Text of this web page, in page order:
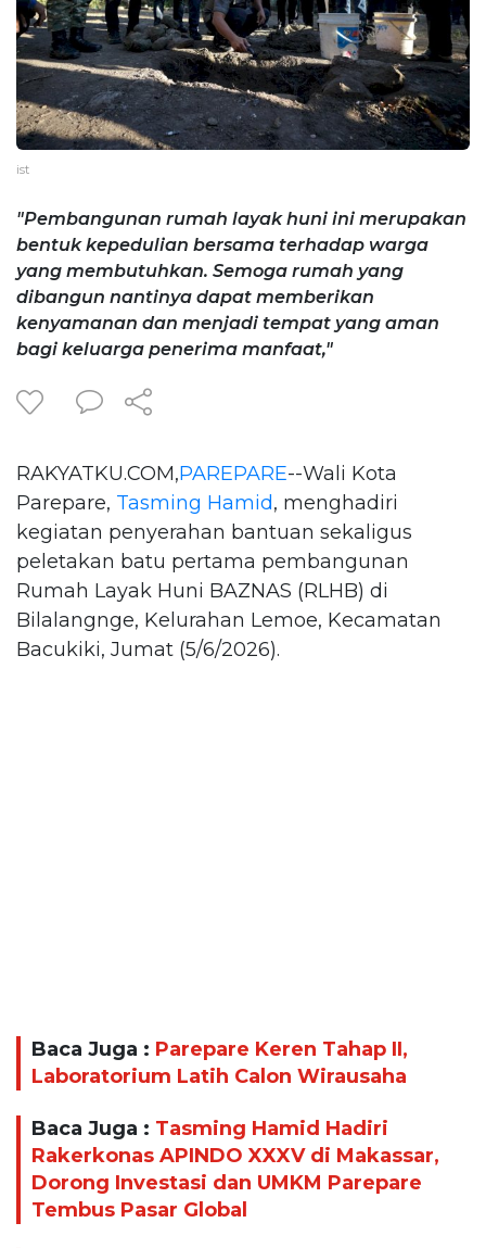
ist
"Pembangunan rumah layak huni ini merupakan
bentuk kepedulian bersama terhadap warga
yang membutuhkan. Semoga rumah yang
dibangun nantinya dapat memberikan
kenyamanan dan menjadi tempat yang aman
bagi keluarga penerima manfaat,"
RAKYATKU.COM,PAREPARE--Wali Kota
Parepare, Tasming Hamid, menghadiri
kegiatan penyerahan bantuan sekaligus
peletakan batu pertama pembangunan
Rumah Layak Huni BAZNAS (RLHB) di
Bilalangnge, Kelurahan Lemoe, Kecamatan
Bacukiki, Jumat (5/6/2026).
Baca Juga : Parepare Keren Tahap II,
Laboratorium Latih Calon Wirausaha
Baca Juga : Tasming Hamid Hadiri
Rakerkonas APINDO XXXV di Makassar,
Dorong Investasi dan UMKM Parepare
Tembus Pasar Global